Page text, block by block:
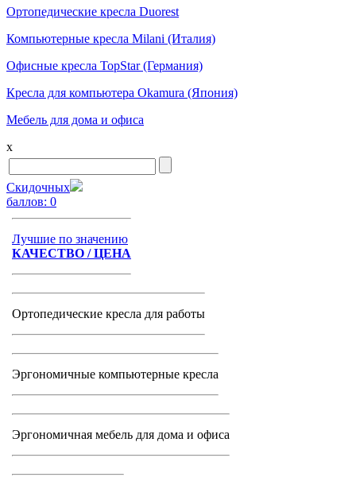
Ортопедические кресла Duorest
Компьютерные кресла Milani (Италия)
Офисные кресла TopStar (Германия)
Кресла для компьютера Okamura (Япония)
Мебель для дома и офиса
x
Скидочных
баллов: 0
Лучшие по значению
КАЧЕСТВО / ЦЕНА
Ортопедические кресла для работы
Эргономичные компьютерные кресла
Эргономичная мебель для дома и офиса